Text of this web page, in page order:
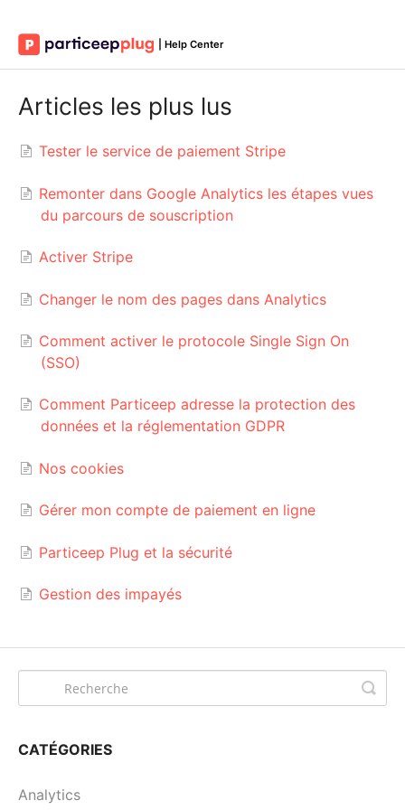
Articles les plus lus
Tester le service de paiement Stripe
Remonter dans Google Analytics les étapes vues
du parcours de souscription
Activer Stripe
Changer le nom des pages dans Analytics
Comment activer le protocole Single Sign On
(SSO)
Comment Particeep adresse la protection des
données et la réglementation GDPR
Nos cookies
Gérer mon compte de paiement en ligne
Particeep Plug et la sécurité
Gestion des impayés
CATÉGORIES
Analytics